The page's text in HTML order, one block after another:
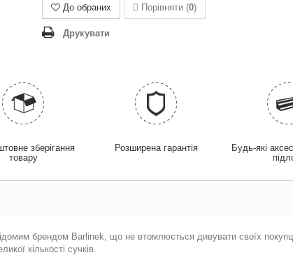
До обраних Порівняти (0)
Друкувати
зберігання
товару
Розширена гарантія
Будь-які
брендом Barlinek, що не втомлюється дивувати своїх
кількості сучків.